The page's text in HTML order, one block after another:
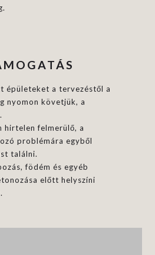
épületeket a tervezéstől a
nyomon követjük, a
hirtelen felmerülő, a
problémára egyből
találni.
födém és egyéb
előtt helyszíni